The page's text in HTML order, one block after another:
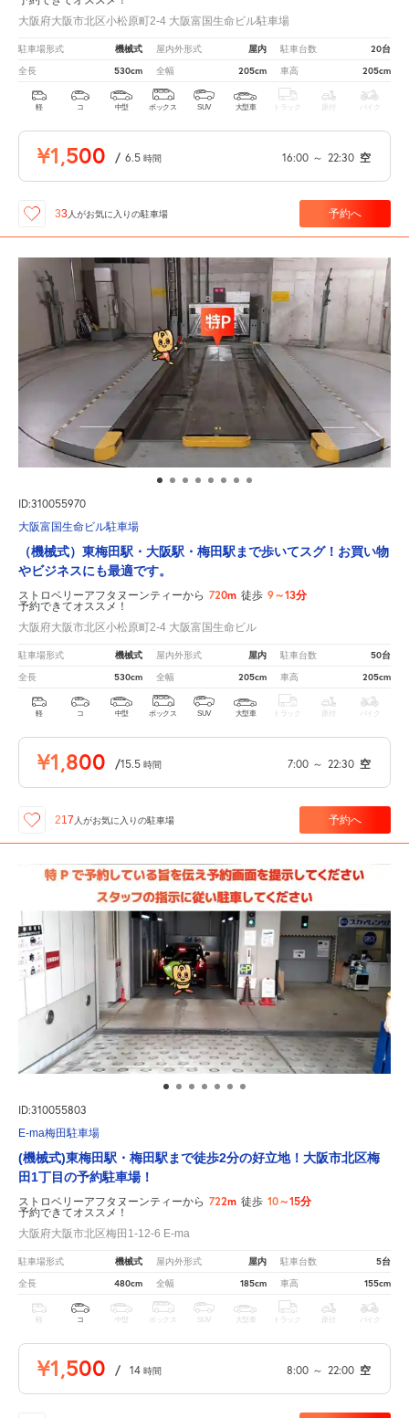
大阪府大阪市北区小松原町2-4 大阪富国生命ビル駐車場
駐車場形式 機械式 屋内外形式 屋内 駐車台数 20台
全長 530cm 全幅 205cm 車高 205cm
軽 コ 中型 ボックス SUV 大型車 トラック 原付 バイク
¥1,500 / 6.5 時間 16:00 ～ 22:30 空
33人がお気に入りの駐車場 予約へ
ID:310055970
大阪富国生命ビル駐車場
（機械式）東梅田駅・大阪駅・梅田駅まで歩いてスグ！お買い物
やビジネスにも最適です。
ストロベリーアフタヌーンティーから 720m 徒歩 9～13分
予約できてオススメ！
大阪府大阪市北区小松原町2-4 大阪富国生命ビル
駐車場形式 機械式 屋内外形式 屋内 駐車台数 50台
全長 530cm 全幅 205cm 車高 205cm
軽 コ 中型 ボックス SUV 大型車 トラック 原付 バイク
¥1,800 /15.5 時間 7:00 ～ 22:30 空
217 人がお気に入りの駐車場 予約へ
ID:310055803
E-ma梅田駐車場
(機械式)東梅田駅・梅田駅まで徒歩2分の好立地！大阪市北区梅
田1丁目の予約駐車場！
ストロベリーアフタヌーンティーから 722m 徒歩 10～15分
予約できてオススメ！
大阪府大阪市北区梅田1-12-6 E-ma
駐車場形式 機械式 屋内外形式 屋内 駐車台数 5台
全長 480cm 全幅 185cm 車高 155cm
軽 コ 中型 ボックス SUV 大型車 トラック 原付 バイク
¥1,500 / 14 時間 8:00 ～ 22:00 空